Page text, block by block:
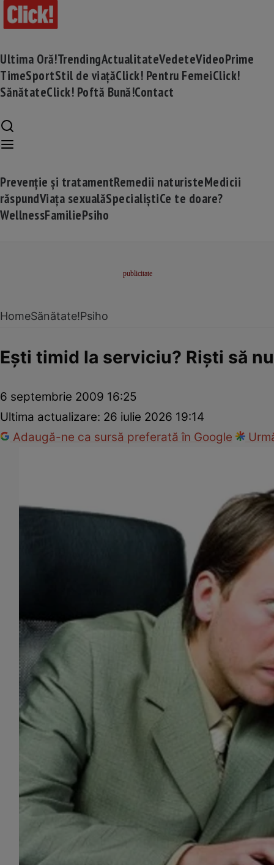
Ultima Oră!TrendingActualitateVedeteVideoPrime
TimeSportStil de viațăClick! Pentru FemeiClick!
SănătateClick! Poftă Bună!Contact
Prevenție și tratamentRemedii naturisteMedicii
răspundViața sexualăSpecialiștiCe te doare?
WellnessFamiliePsiho
HomeSănătate!Psiho
Eşti timid la serviciu? Rişti să
6 septembrie 2009 16:25
Ultima actualizare: 26 iulie 2026 19:14
Adaugă-ne ca sursă preferată în Google